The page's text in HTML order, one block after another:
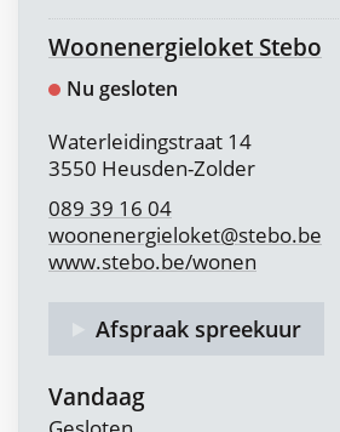
Ruimtelijk
Beheer
Woonbeleid
Leegstand
Woonenergieloket Stebo
Nu gesloten
Adres
Waterleidingstraat 14
,3550 Heusden-Zolder
089 39 16 04
woonenergieloket@stebo.be
Website
www.stebo.be/wonen
Afspraak spreekuur
Vandaag